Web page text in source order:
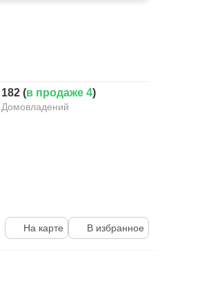
182 (в продаже 4)
Домовладений
На карте В избранное